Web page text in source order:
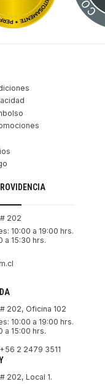
202
10:00 a 19:00 hrs.
a 15:30 hrs.
202, Oficina 102
10:00 a 19:00 hrs.
a 15:00 hrs.
2 2479 3511
202, Local 1.